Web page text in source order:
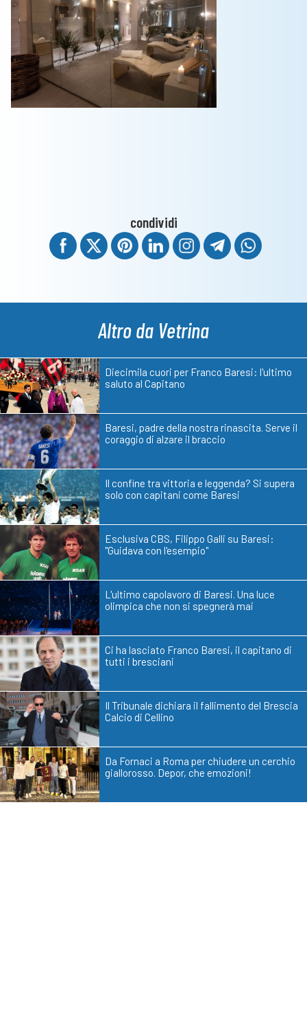
condividi
Altro da Vetrina
Diecimila cuori per Franco Baresi: l'ultimo
saluto al Capitano
Baresi, padre della nostra rinascita. Serve il
coraggio di alzare il braccio
Il confine tra vittoria e leggenda? Si supera
solo con capitani come Baresi
Esclusiva CBS, Filippo Galli su Baresi:
"Guidava con l'esempio"
L'ultimo capolavoro di Baresi. Una luce
olimpica che non si spegnerà mai
Ci ha lasciato Franco Baresi, il capitano di
tutti i bresciani
Il Tribunale dichiara il fallimento del Brescia
Calcio di Cellino
Da Fornaci a Roma per chiudere un cerchio
giallorosso. Depor, che emozioni!